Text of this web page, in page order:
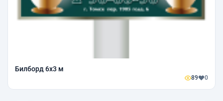
Билборд 6х3 м
89 0